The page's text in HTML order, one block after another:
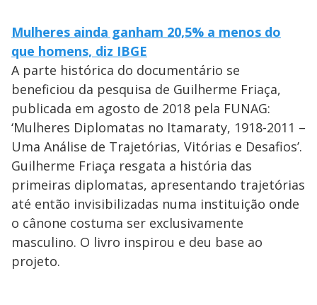
Mulheres ainda ganham 20,5% a menos do
que homens, diz IBGE
A parte histórica do documentário se
beneficiou da pesquisa de Guilherme Friaça,
publicada em agosto de 2018 pela FUNAG:
‘Mulheres Diplomatas no Itamaraty, 1918-2011 –
Uma Análise de Trajetórias, Vitórias e Desafios’.
Guilherme Friaça resgata a história das
primeiras diplomatas, apresentando trajetórias
até então invisibilizadas numa instituição onde
o cânone costuma ser exclusivamente
masculino. O livro inspirou e deu base ao
projeto.